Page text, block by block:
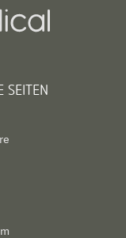
SEITEN